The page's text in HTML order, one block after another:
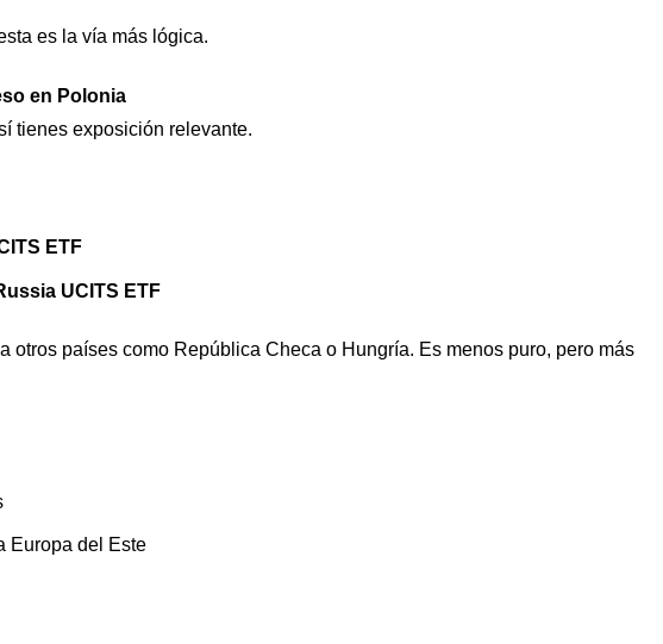
es la vía más lógica.
en Polonia
tienes exposición relevante.
ETF
UCITS ETF
otros países como República Checa o Hungría. Es menos puro, pero más
Europa del Este